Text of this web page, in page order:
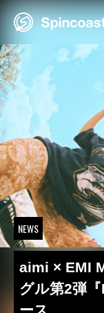
Skip
NEWS
aimi × EMI
グル第2弾
ース